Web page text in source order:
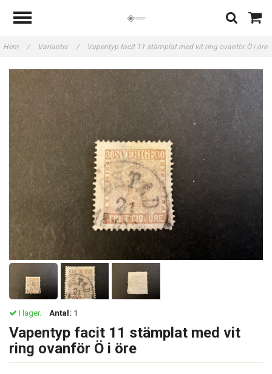
Hem / Varianter / Vapentyp facit 11 stämplat med vit ring ovanför Ö i öre
I lager. Antal: 1
Vapentyp facit 11 stämplat med vit
ring ovanför Ö i öre